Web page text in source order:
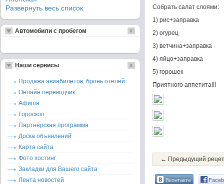
Собрать салат слоями:
1) рис+заправка
2) огурец
3) ветчина+заправка
4) яйцо+заправка
5) горошек
Приятного аппетита!!!
← Предыдущий
Вконтакте
Развернуть весь список
Автомобили с пробегом
Наши сервисы
Продажа авиабилетов, бронь отелей
Онлайн переводчик
Афиша
Гороскоп
Партнёрская программа
Доска объявлений
Карта сайта
Фото хостинг
Закладки для Вашего сайта
Лента новостей